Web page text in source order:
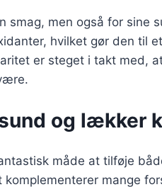
smag, men også for sine
hvilket gør den til
er steget i takt med,
og lækker
måde at tilføje
mange